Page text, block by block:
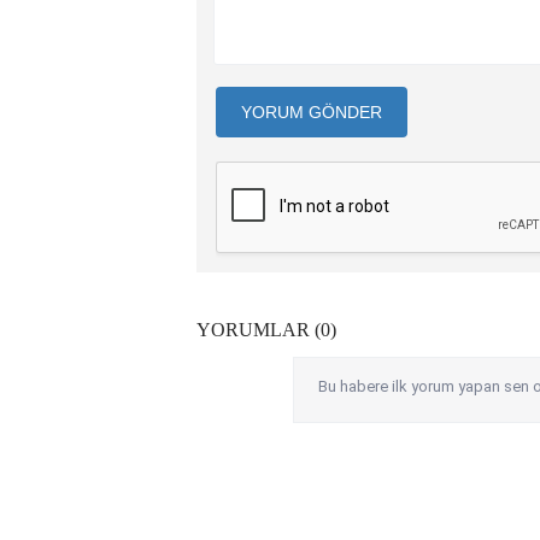
YORUM GÖNDER
YORUMLAR (0)
Bu habere ilk yorum yapan sen